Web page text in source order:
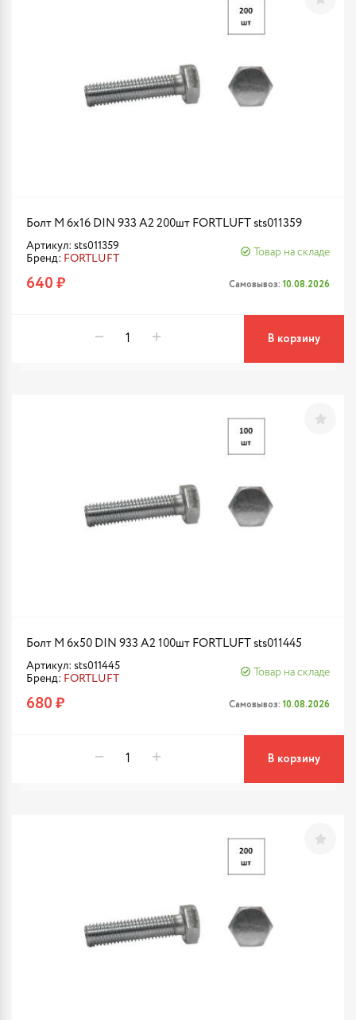
Болт М 6х16 DIN 933 A2 200шт FORTLUFT sts011359
Артикул: sts011359
Бренд: FORTLUFT
Товар на складе
640 ₽ Самовывоз: 10.08.2026
В корзину
Болт М 6х50 DIN 933 A2 100шт FORTLUFT sts011445
Артикул: sts011445
Бренд: FORTLUFT
Товар на складе
680 ₽ Самовывоз: 10.08.2026
В корзину